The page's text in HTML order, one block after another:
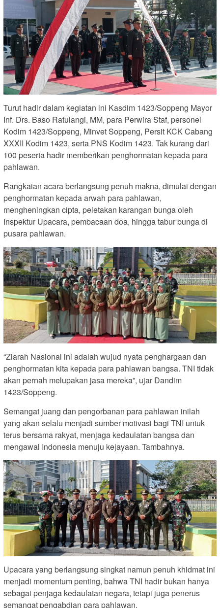
Turut hadir dalam kegiatan ini Kasdim 1423/Soppeng Mayor
Inf. Drs. Baso Ratulangi, MM, para Perwira Staf, personel
Kodim 1423/Soppeng, Minvet Soppeng, Persit KCK Cabang
XXXII Kodim 1423, serta PNS Kodim 1423. Tak kurang dari
100 peserta hadir memberikan penghormatan kepada para
pahlawan.
Rangkaian acara berlangsung penuh makna, dimulai dengan
penghormatan kepada arwah para pahlawan,
mengheningkan cipta, peletakan karangan bunga oleh
Inspektur Upacara, pembacaan doa, hingga tabur bunga di
pusara pahlawan.
“Ziarah Nasional ini adalah wujud nyata penghargaan dan
penghormatan kita kepada para pahlawan bangsa. TNI tidak
akan pernah melupakan jasa mereka”, ujar Dandim
1423/Soppeng.
Semangat juang dan pengorbanan para pahlawan inilah
yang akan selalu menjadi sumber motivasi bagi TNI untuk
terus bersama rakyat, menjaga kedaulatan bangsa dan
mengawal Indonesia menuju kejayaan. Tambahnya.
Upacara yang berlangsung singkat namun penuh khidmat ini
menjadi momentum penting, bahwa TNI hadir bukan hanya
sebagai penjaga kedaulatan negara, tetapi juga penerus
semangat pengabdian para pahlawan.